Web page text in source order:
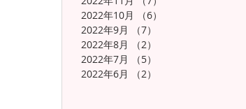
2022年10月
（6）
2022年9月
（7）
2022年8月
（2）
2022年7月
（5）
2022年6月
（2）